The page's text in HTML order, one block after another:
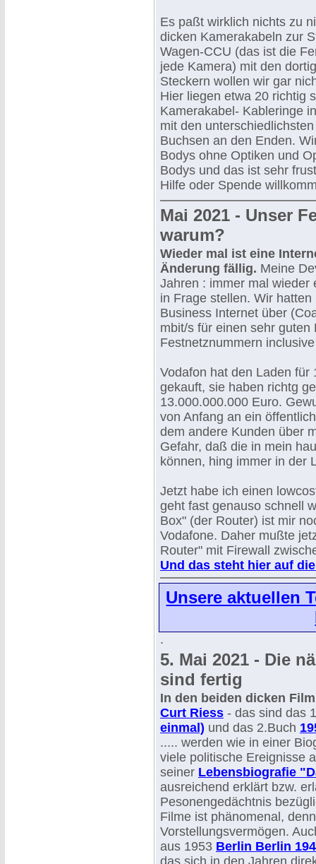
Es paßt wirklich nichts zu
dicken Kamerakabeln zur
Wagen-CCU (das ist die
jede Kamera) mit den
Steckern wollen wir gar
Hier liegen etwa 20 richtig
Kamerakabel- Kableringe
mit den
Buchsen an den Enden.
Bodys ohne Optiken und
Bodys und das ist sehr
Hilfe oder Spende
Mai 2021 - Unser
warum?
Wieder mal ist eine
Änderung fällig. Meine
Jahren : immer mal wieder
in Frage stellen. Wir hatten
Business Internet über
mbit/s für einen sehr guten
Festnetznummern
Vodafon hat den Laden für
gekauft, sie haben richtg
13.000.000.000 Euro.
von Anfang an ein
dem andere Kunden über
Gefahr, daß die in mein
können, hing immer in der
Jetzt habe ich einen
geht fast genauso schnell
Box" (der Router) ist mir
Vodafone. Daher mußte
Router" mit Firewall
Und das steht hier auf
Unsere aktuellen
.
5. Mai 2021 - Die
sind fertig
In den beiden dicken
Curt Riess - das sind das
einmal) und das 2.Buch
..... werden wie in einer
viele politische Ereignisse
seiner Lebensbiografie
ausreichend erklärt bzw.
Pesonengedächtnis
Filme ist phänomenal,
Vorstellungsvermögen.
aus 1953 Berlin Berlin
das sich in den Jahren